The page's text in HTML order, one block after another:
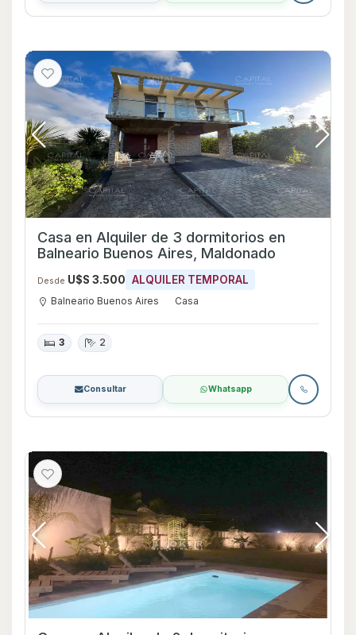
Casa en Alquiler de 3 dormitorios en
Balneario Buenos Aires, Maldonado
Desde U$S 3.500 ALQUILER TEMPORAL
Balneario Buenos Aires Casa
3 2
Consultar Whatsapp